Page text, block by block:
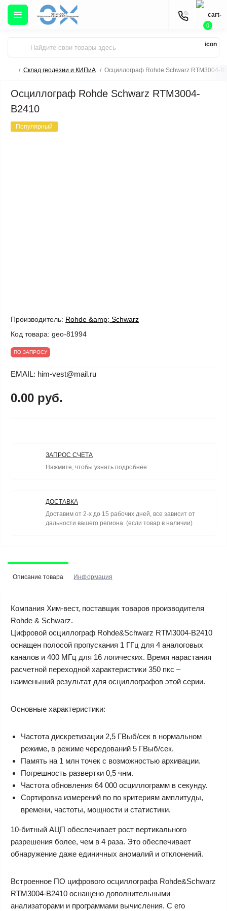
0
Склад геодезии и КИПиА Осциллограф Rohde Schwarz RTM3004-
Осциллограф Rohde Schwarz RTM3004-
B2410
Популярный
Производитель: Rohde &amp; Schwarz
Код товара: geo-81994
ПО ЗАПРОСУ
EMAIL: him-vest@mail.ru
0.00 руб.
ЗАПРОС СЧЕТА
Нажмите, чтобы узнать подробнее:
ДОСТАВКА
Доставим от 2-х до 15 рабочих дней, все зависит от
дальности вашего региона. (если товар в наличии)
Описание товара Информация
Компания Хим-вест, поставщик товаров производителя
Rohde & Schwarz.
Цифровой осциллограф Rohde&Schwarz RTM3004-B2410
оснащен полосой пропускания 1 ГГц для 4 аналоговых
каналов и 400 МГц для 16 логических. Время нарастания
расчетной переходной характеристики 350 пкс –
наименьший результат для осциллографов этой серии.
Основные характеристики:
Частота дискретизации 2,5 ГВыб/сек в нормальном
режиме, в режиме чередований 5 ГВыб/сек.
Память на 1 млн точек с возможностью архивации.
Погрешность развертки 0,5 чнм.
Частота обновления 64 000 осциллограмм в секунду.
Сортировка измерений по по критериям амплитуды,
времени, частоты, мощности и статистики.
10-битный АЦП обеспечивает рост вертикального
разрешения более, чем в 4 раза. Это обеспечивает
обнаружение даже единичных аномалий и отклонений.
Встроенное ПО цифрового осциллографа Rohde&Schwarz
RTM3004-B2410 оснащено дополнительными
анализаторами и программами вычисления. С его